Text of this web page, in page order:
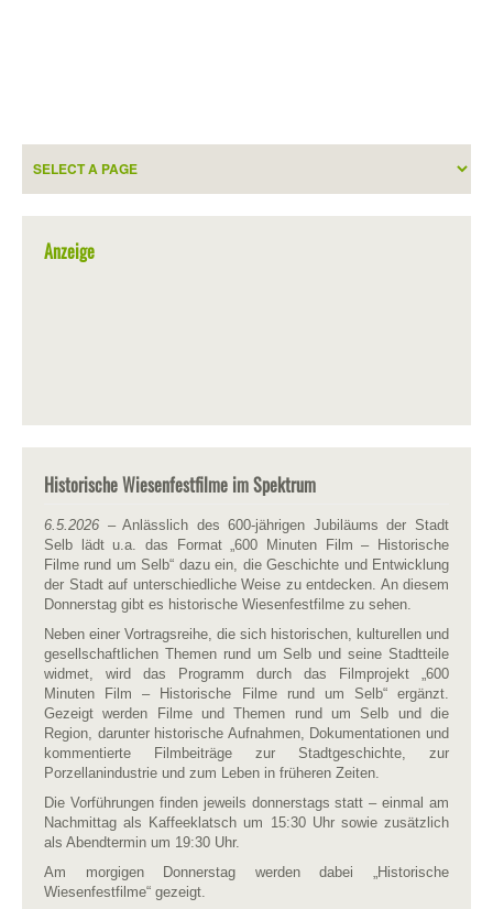
Anzeige
Historische Wiesenfestfilme im Spektrum
6.5.2026 – Anlässlich des 600-jährigen Jubiläums der Stadt
Selb lädt u.a. das Format „600 Minuten Film – Historische
Filme rund um Selb“ dazu ein, die Geschichte und Entwicklung
der Stadt auf unterschiedliche Weise zu entdecken. An diesem
Donnerstag gibt es historische Wiesenfestfilme zu sehen.
Neben einer Vortragsreihe, die sich historischen, kulturellen und
gesellschaftlichen Themen rund um Selb und seine Stadtteile
widmet, wird das Programm durch das Filmprojekt „600
Minuten Film – Historische Filme rund um Selb“ ergänzt.
Gezeigt werden Filme und Themen rund um Selb und die
Region, darunter historische Aufnahmen, Dokumentationen und
kommentierte Filmbeiträge zur Stadtgeschichte, zur
Porzellanindustrie und zum Leben in früheren Zeiten.
Die Vorführungen finden jeweils donnerstags statt – einmal am
Nachmittag als Kaffeeklatsch um 15:30 Uhr sowie zusätzlich
als Abendtermin um 19:30 Uhr.
Am morgigen Donnerstag werden dabei „Historische
Wiesenfestfilme“ gezeigt.